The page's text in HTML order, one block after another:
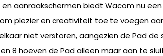
aanraakschermen biedt Wacom nu
plezier en creativiteit toe te voegen
niet verstoren, aangezien de Pad
8 hoeven de Pad alleen maar aan te